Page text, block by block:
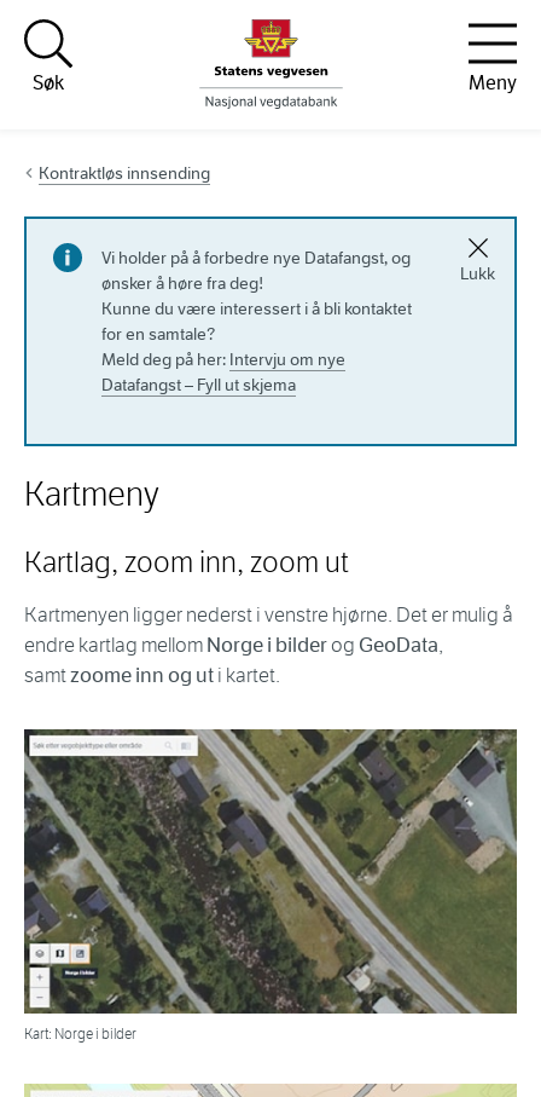
Hopp til innhold
Søk
Meny
Kontraktløs innsending
Vi holder på å forbedre nye Datafangst, og
ønsker å høre fra deg!
Kunne du være interessert i å bli kontaktet
for en samtale?
Meld deg på her: Intervju om nye
Datafangst – Fyll ut skjema
Lukk
Kartmeny
Kartlag, zoom inn, zoom ut
Kartmenyen ligger nederst i venstre hjørne. Det er mulig å
endre kartlag mellomNorge i bilderog GeoData,
samtzoome inn og uti kartet.
Kart: Norge i bilder